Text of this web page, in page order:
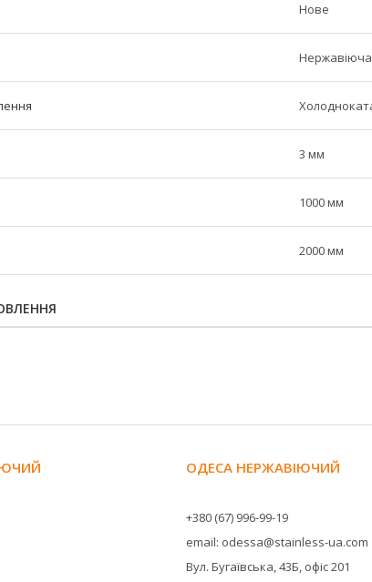
Нове
Нержавіюча
3 мм
1000 мм
2000 мм
ОДЕСА НЕРЖАВІЮЧИЙ
+380 (67) 996-99-19
email: odessa@stainless-ua.com
Вул. Бугаївська, 43Б, офіс 201